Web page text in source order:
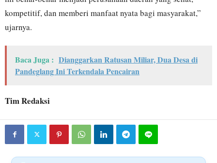
kompetitif, dan memberi manfaat nyata bagi masyarakat,”
ujarnya.
Baca Juga : Dianggarkan Ratusan Miliar, Dua Desa di
Pandeglang Ini Terkendala Pencairan
Tim Redaksi